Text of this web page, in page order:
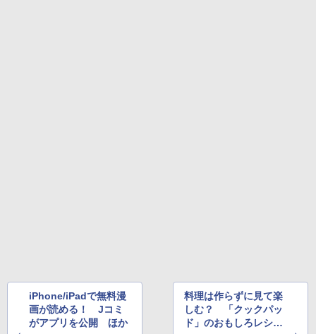
iPhone/iPadで無料漫
画が読める！ Jコミ
がアプリを公開 ほか
料理は作らずに見て楽
しむ？ 「クックパッ
ド」のおもしろレシピ